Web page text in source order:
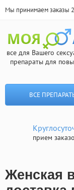
Мы принимаем заказы
все для Вашего
препараты для
ВСЕ
прием
Женская